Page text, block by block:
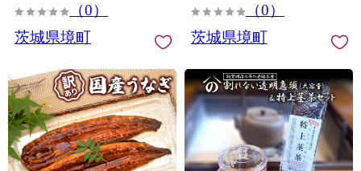
（0）
茨城県境町
（0）
茨城県境町